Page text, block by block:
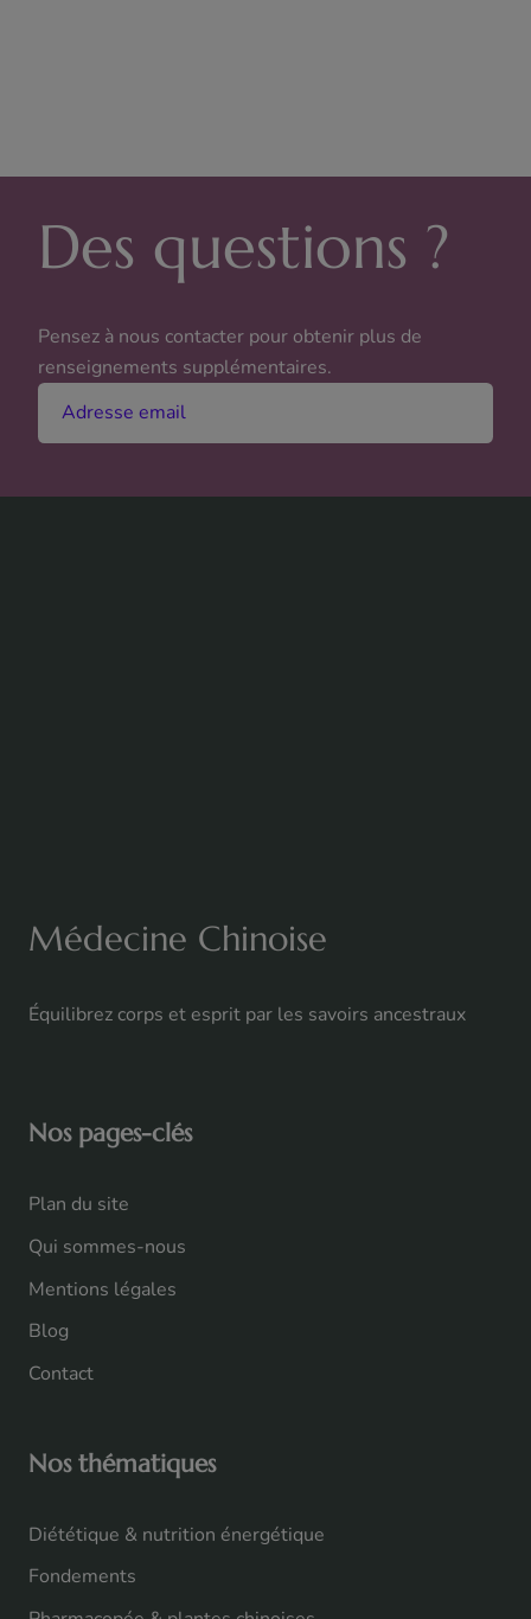
Des questions ?
Pensez à nous contacter pour obtenir plus de
renseignements supplémentaires.
Adresse email
Médecine Chinoise
Équilibrez corps et esprit par les savoirs ancestraux
Nos pages-clés
Plan du site
Qui sommes-nous
Mentions légales
Blog
Contact
Nos thématiques
Diététique & nutrition énergétique
Fondements